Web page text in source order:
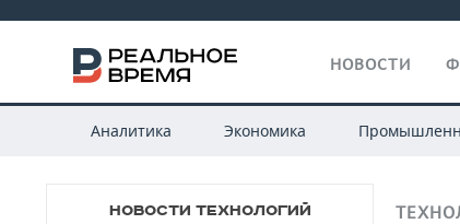
НОВОСТИ
Аналитика Экономика
НОВОСТИ ТЕХНОЛОГИЙ